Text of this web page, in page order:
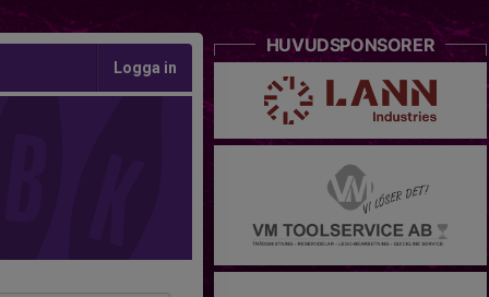
Logga in
HUVUDSPONSORER